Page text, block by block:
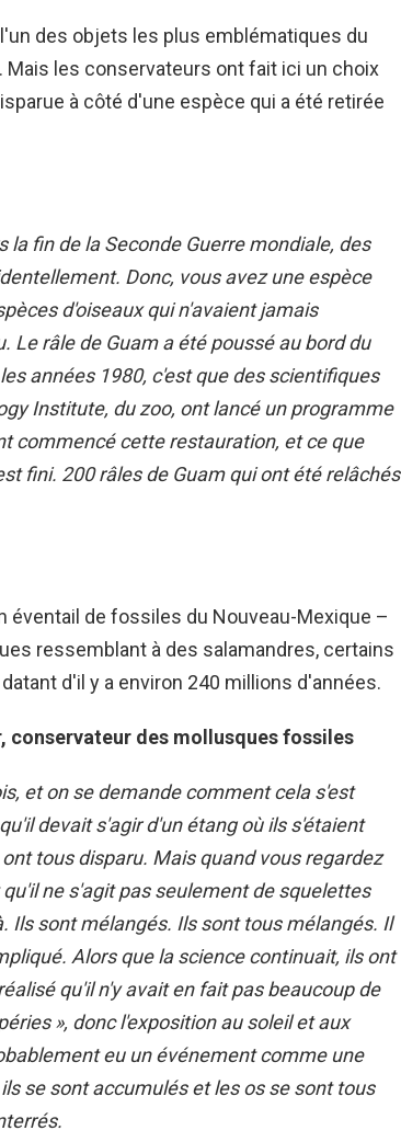
des objets les plus emblématiques du
les conservateurs ont fait ici un choix
à côté d'une espèce qui a été retirée
la fin de la Seconde Guerre mondiale, des
Donc, vous avez une espèce
d'oiseaux qui n'avaient jamais
Le râle de Guam a été poussé au bord du
années 1980, c'est que des scientifiques
Institute, du zoo, ont lancé un programme
commencé cette restauration, et ce que
fini. 200 râles de Guam qui ont été relâchés
éventail de fossiles du Nouveau-Mexique –
ressemblant à des salamandres, certains
d'il y a environ 240 millions d'années.
conservateur des mollusques fossiles
et on se demande comment cela s'est
devait s'agir d'un étang où ils s'étaient
tous disparu. Mais quand vous regardez
ne s'agit pas seulement de squelettes
Ils sont mélangés. Ils sont tous mélangés. Il
Alors que la science continuait, ils ont
qu'il n'y avait en fait pas beaucoup de
», donc l'exposition au soleil et aux
eu un événement comme une
se sont accumulés et les os se sont tous